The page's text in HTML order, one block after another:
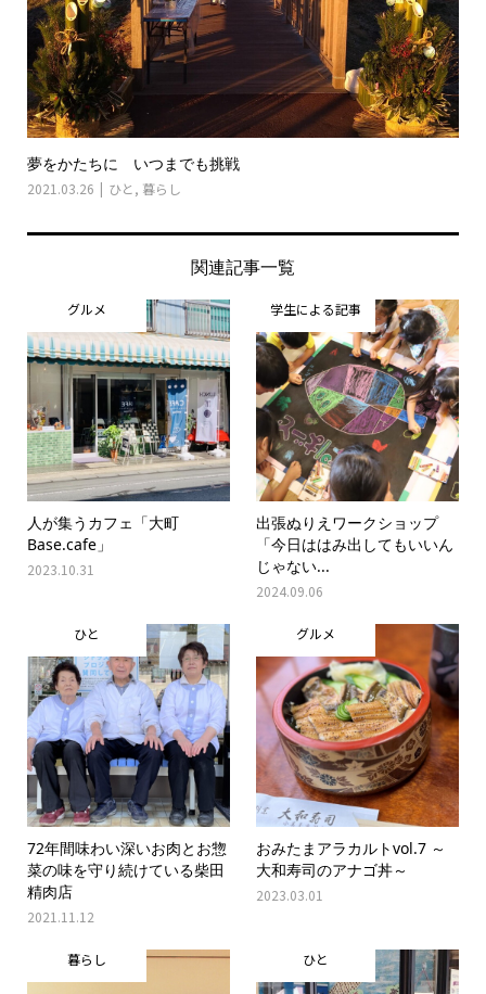
夢をかたちに いつまでも挑戦
2021.03.26 ひと , 暮らし
関連記事一覧
グルメ
人が集うカフェ「大町
Base.cafe」
2023.10.31
学生による記事
出張ぬりえワークショップ
「今日ははみ出してもいいん
じゃない...
2024.09.06
ひと
72年間味わい深いお肉とお惣
菜の味を守り続けている柴田
精肉店
2021.11.12
グルメ
おみたまアラカルトvol.7 ～
大和寿司のアナゴ丼～
2023.03.01
暮らし ひと